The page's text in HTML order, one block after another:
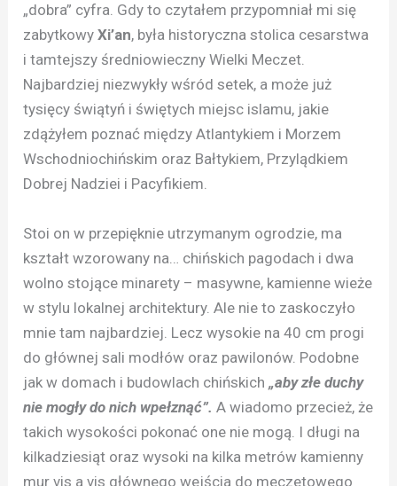
„dobra” cyfra. Gdy to czytałem przypomniał mi się
zabytkowy Xi’an, była historyczna stolica cesarstwa
i tamtejszy średniowieczny Wielki Meczet.
Najbardziej niezwykły wśród setek, a może już
tysięcy świątyń i świętych miejsc islamu, jakie
zdążyłem poznać między Atlantykiem i Morzem
Wschodniochińskim oraz Bałtykiem, Przylądkiem
Dobrej Nadziei i Pacyfikiem.
Stoi on w przepięknie utrzymanym ogrodzie, ma
kształt wzorowany na… chińskich pagodach i dwa
wolno stojące minarety – masywne, kamienne wieże
w stylu lokalnej architektury. Ale nie to zaskoczyło
mnie tam najbardziej. Lecz wysokie na 40 cm progi
do głównej sali modłów oraz pawilonów. Podobne
jak w domach i budowlach chińskich „aby złe duchy
nie mogły do nich wpełznąć”.A wiadomo przecież, że
takich wysokości pokonać one nie mogą. I długi na
kilkadziesiąt oraz wysoki na kilka metrów kamienny
mur vis a vis głównego wejścia do meczetowego